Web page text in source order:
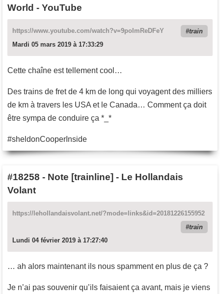
World - YouTube
https://www.youtube.com/watch?v=9poImReDFeY
train
Mardi 05 mars 2019 à 17:33:29
Cette chaîne est tellement cool…
Des trains de fret de 4 km de long qui voyagent des milliers
de km à travers les USA et le Canada… Comment ça doit
être sympa de conduire ça *_*
#sheldonCooperInside
#18258 - Note [trainline] - Le Hollandais
Volant
https://lehollandaisvolant.net/?mode=links&id=20181226155952
train
Lundi 04 février 2019 à 17:27:40
… ah alors maintenant ils nous spamment en plus de ça ?
Je n’ai pas souvenir qu’ils faisaient ça avant, mais je viens